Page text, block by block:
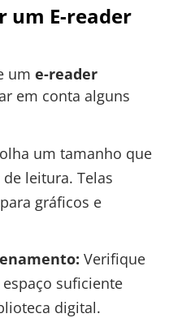
um E-reader
um e-reader
em conta alguns
um tamanho que
leitura. Telas
gráficos e
Verifique
suficiente
digital.